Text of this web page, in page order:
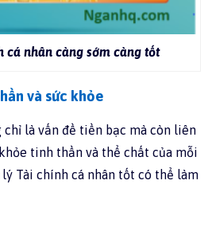
cá nhân càng sớm càng tốt
và sức khỏe
chỉ là vấn đề tiền bạc mà còn liên
tinh thần và thể chất của mỗi
Tài chính cá nhân tốt có thể làm